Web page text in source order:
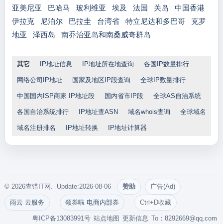
亚美尼亚 巴哈马 玻利维亚 埃及 法国 关岛
中国香港
伊拉克
尼泊尔 巴拉圭 台湾省 特立尼达和多巴哥
克罗
地亚
泽西岛 南乔治亚岛和南桑威奇群岛
其它 IP地址信息 IP地址所在地查询 各国IP数量排行
网络公司IP地址 国家及地区IP段查询 全球IP数量排行
中国国内ISP商家 IP地址段 国内省市IP段 全球AS自治系统
各国自治系统排行 IP地址查ASN 域名whois查询 全球域名
域名注册排名 IP地址转换 IP地址计算器
© 2026查错IT网. Update:2026-08-06 赞助 广告(Ad)
雨云 云服务 领券啦 电商内部券 Ctrl+D收藏
To：8292669@qq.com
更新信息
站点地图
粤ICP备13083991号